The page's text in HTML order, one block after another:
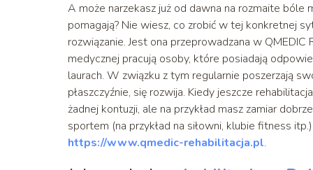
A może narzekasz już od dawna na rozmaite bóle
pomagają? Nie wiesz, co zrobić w tej konkretnej
rozwiązanie. Jest ona przeprowadzana w
medycznej pracują osoby, które posiadają
laurach. W związku z tym regularnie poszerzają
płaszczyźnie, się rozwija. Kiedy jeszcze
żadnej kontuzji, ale na przykład masz zamiar
sportem (na przykład na siłowni, klubie fitness
https://www.qmedic-rehabilitacja.pl.